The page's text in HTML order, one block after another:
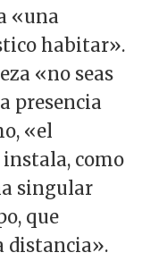
«una
habitar».
«no seas
presencia
«el
instala, como
singular
que
distancia».